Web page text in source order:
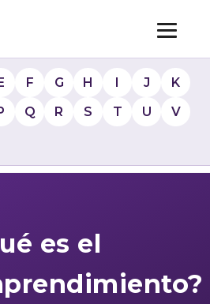
F G H I J
K
Q R S T U
V
es el